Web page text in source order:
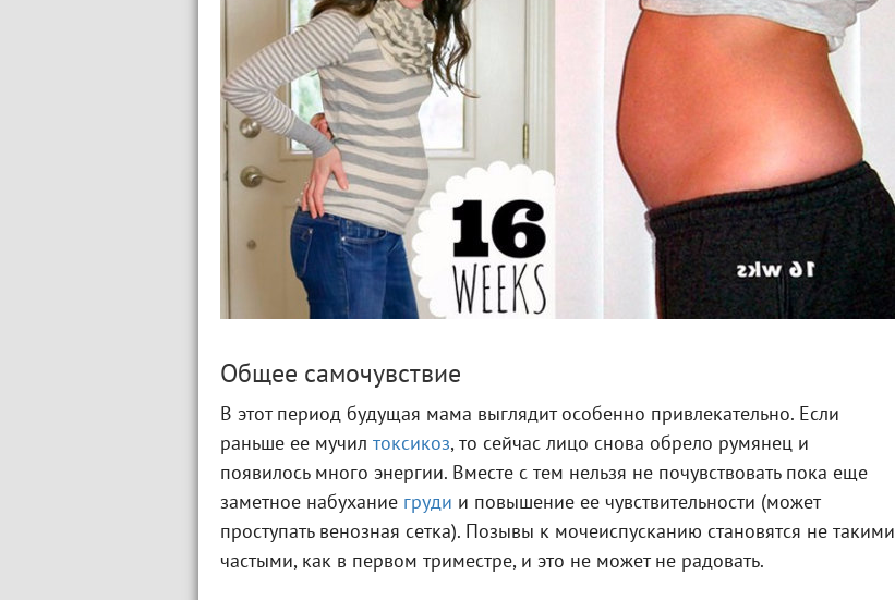
Общее самочувствие
В этот период будущая мама выглядит особенно привлекательно. Если
раньше ее мучил токсикоз, то сейчас лицо снова обрело румянец и
появилось много энергии. Вместе с тем нельзя не почувствовать пока еще
заметное набухание груди и повышение ее чувствительности (может
проступать венозная сетка). Позывы к мочеиспусканию становятся не такими
частыми, как в первом триместре, и это не может не радовать.